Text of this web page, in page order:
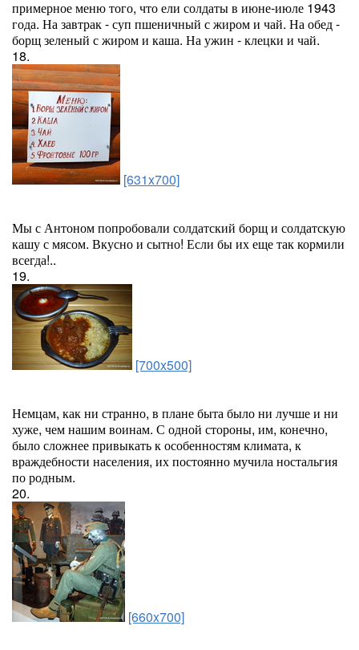
примерное меню того, что ели солдаты в июне-июле 1943
года. На завтрак - суп пшеничный с жиром и чай. На обед -
борщ зеленый с жиром и каша. На ужин - клецки и чай.
18.
[631x700]
Мы с Антоном попробовали солдатский борщ и солдатскую
кашу с мясом. Вкусно и сытно! Если бы их еще так кормили
всегда!..
19.
[700x500]
Немцам, как ни странно, в плане быта было ни лучше и ни
хуже, чем нашим воинам. С одной стороны, им, конечно,
было сложнее привыкать к особенностям климата, к
враждебности населения, их постоянно мучила ностальгия
по родным.
20.
[660x700]